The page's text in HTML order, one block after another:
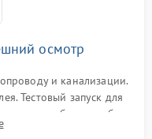
осмотр
и канализации.
Тестовый запуск для
или сбоев в работе